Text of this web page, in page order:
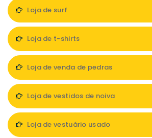
Loja de surf
Loja de t-shirts
Loja de venda de pedras
Loja de vestidos de noiva
Loja de vestuário usado